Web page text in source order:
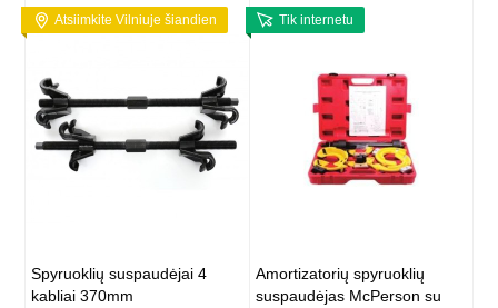
Atsiimkite Vilniuje šiandien
Spyruoklių suspaudėjai 4
kabliai 370mm
Tik internetu
Amortizatorių spyruoklių
suspaudėjas McPerson su